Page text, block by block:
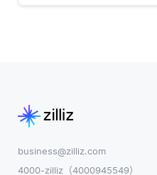
business@zilliz.com
4000-zilliz（4000945549）